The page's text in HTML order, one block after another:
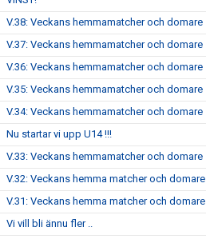
V.38: Veckans hemmamatcher och domare
V.37: Veckans hemmamatcher och domare
V.36: Veckans hemmamatcher och domare
V.35: Veckans hemmamatcher och domare
V.34: Veckans hemmamatcher och domare
Nu startar vi upp U14 !!!
V.33: Veckans hemmamatcher och domare
V.32: Veckans hemma matcher och domare
V.31: Veckans hemma matcher och domare
Vi vill bli ännu fler ..